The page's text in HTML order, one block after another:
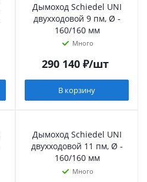
Дымоход Schiedel UNI
двухходовой 9 пм, Ø -
160/160 мм
Много
290 140₽/шт
В корзину
Дымоход Schiedel UNI
двухходовой 11 пм, Ø -
160/160 мм
Много